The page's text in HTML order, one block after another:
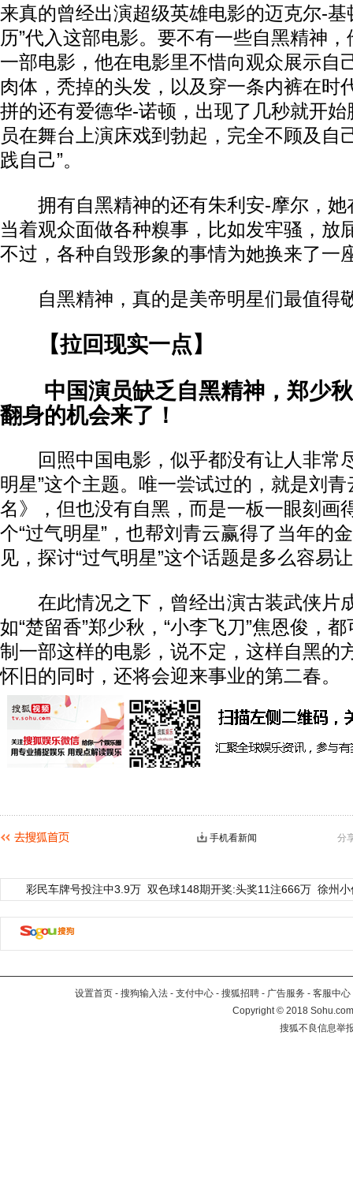
来真的曾经出演超级英雄电影的迈克尔-基
历”代入这部电影。要不有一些自黑精神
一部电影，他在电影里不惜向观众展示自
肉体，秃掉的头发，以及穿一条内裤在时
拼的还有爱德华-诺顿，出现了几秒就开
员在舞台上演床戏到勃起，完全不顾及自
践自己”。
拥有自黑精神的还有朱利安-摩尔，她
当着观众面做各种糗事，比如发牢骚，放
不过，各种自毁形象的事情为她换来了一
自黑精神，真的是美帝明星们最值得
【拉回现实一点】
中国演员缺乏自黑精神，郑少
翻身的机会来了！
回照中国电影，似乎都没有让人非常
明星”这个主题。唯一尝试过的，就是刘
名》，但也没有自黑，而是一板一眼刻画
个“过气明星”，也帮刘青云赢得了当年的
见，探讨“过气明星”这个话题是多么容易
在此情况之下，曾经出演古装武侠片
如“楚留香”郑少秋，“小李飞刀”焦恩俊，
制一部这样的电影，说不定，这样自黑的
怀旧的同时，还将会迎来事业的第二春。
分
手机看新闻
彩民车牌号投注中3.9万 双色球148期开奖:头奖11注666万 徐州
设置首页 - 搜狗输入法 - 支付中心 - 搜狐招聘 - 广告服务 - 客服中心
Copyright©2018
搜狐不良信息举